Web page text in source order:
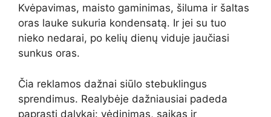
Kvėpavimas, maisto gaminimas, šiluma ir šaltas
oras lauke sukuria kondensatą. Ir jei su tuo
nieko nedarai, po kelių dienų viduje jaučiasi
sunkus oras.
Čia reklamos dažnai siūlo stebuklingus
sprendimus. Realybėje dažniausiai padeda
paprasti dalykai: vėdinimas, saikas ir